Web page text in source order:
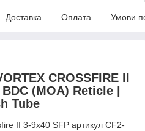
Доставка Оплата Умови
CROSSFIRE II
(MOA) Reticle |
Tube
II 3-9x40 SFP артикул CF2-